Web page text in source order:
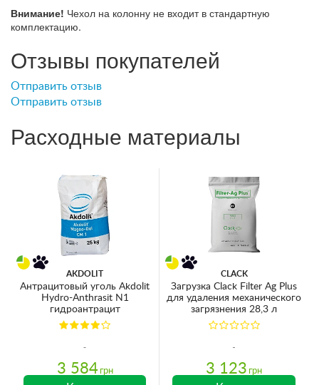
Внимание! Чехол на колонну не входит в стандартную
комплектацию.
Отзывы покупателей
Отправить отзыв
Отправить отзыв
Расходные материалы
AKDOLIT
Антрацитовый уголь Akdolit
Hydro-Anthrasit N1
гидроантрацит
3 584 грн
CLACK
Загрузка Clack Filter Ag Plus
для удаления механического
загрязнения 28,3 л
3 123 грн